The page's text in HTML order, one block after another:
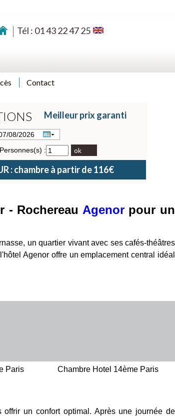
Tél : 01 43 22 47 25
Contact
Meilleur prix garanti
Personnes(s) : ok
: chambre à partir de 116€
- Rochereau Agenorpour un
un quartier vivant avec ses cafés-théâtres
Agenor offre un emplacement central idéal
Paris Chambre Hotel 14ème Paris
un confort optimal. Après une journée de